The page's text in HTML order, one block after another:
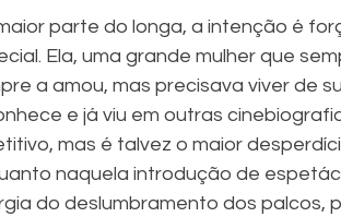
parte do longa, a intenção é
Ela, uma grande mulher que
a amou, mas precisava viver de
e já viu em outras
mas é talvez o maior
naquela introdução de
do deslumbramento dos palcos,